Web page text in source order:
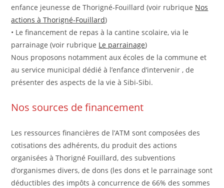
enfance jeunesse de Thorigné-Fouillard (voir rubrique Nos
actions à Thorigné-Fouillard)
• Le financement de repas à la cantine scolaire, via le
parrainage (voir rubrique Le parrainage)
Nous proposons notamment aux écoles de la commune et
au service municipal dédié à l’enfance d’intervenir , de
présenter des aspects de la vie à Sibi-Sibi.
Nos sources de financement
Les ressources financières de l’ATM sont composées des
cotisations des adhérents, du produit des actions
organisées à Thorigné Fouillard, des subventions
d’organismes divers, de dons (les dons et le parrainage sont
déductibles des impôts à concurrence de 66% des sommes